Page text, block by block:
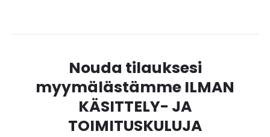
Nouda tilauksesi
myymälästämme ILMAN
KÄSITTELY- JA
TOIMITUSKULUJA